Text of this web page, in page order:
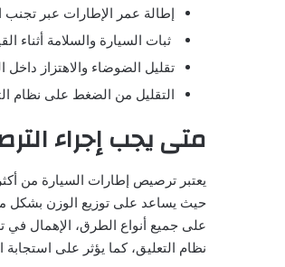
إطالة عمر الإطارات عبر تجنب
ثبات السيارة والسلامة
تقليل الضوضاء والاهتزاز
التقليل من الضغط على نظام
متى يجب إجراء
يعتبر ترصيص إطارات السيارة من
حيث يساعد على توزيع الوزن بشكل
على جميع أنواع الطرق، الإهمال في
نظام التعليق، كما يؤثر على استجابة